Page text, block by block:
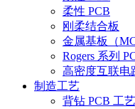
柔性 PCB
刚柔结合板
金属基板（
Rogers 系列
高密度互联电
制造工艺
背钻 PCB 工艺